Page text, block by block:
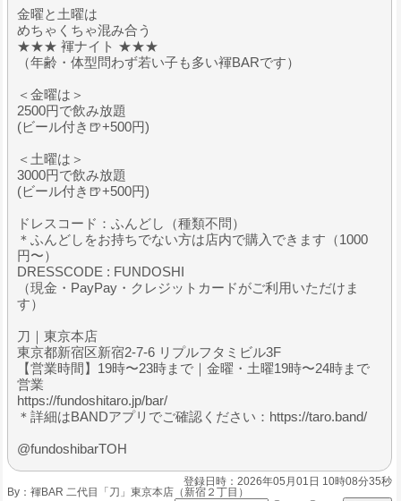
金曜と土曜は
めちゃくちゃ混み合う
★★★ 褌ナイト ★★★
（年齢・体型問わず若い子も多い褌BARです）
＜金曜は＞
2500円で飲み放題
(ビール付き🍺+500円)
＜土曜は＞
3000円で飲み放題
(ビール付き🍺+500円)
ドレスコード：ふんどし（種類不問）
＊ふんどしをお持ちでない方は店内で購入できます（1000
円〜）
DRESSCODE : FUNDOSHI
（現金・PayPay・クレジットカードがご利用いただけま
す）
刀｜東京本店
東京都新宿区新宿2-7-6 リプルフタミビル3F
【営業時間】19時〜23時まで｜金曜・土曜19時〜24時まで
営業
https://fundoshitaro.jp/bar/
＊詳細はBANDアプリでご確認ください：https://taro.band/
@fundoshibarTOH
登録日時：2026年05月01日 10時08分35秒
By： 褌BAR 二代目「刀」東京本店（新宿２丁目）